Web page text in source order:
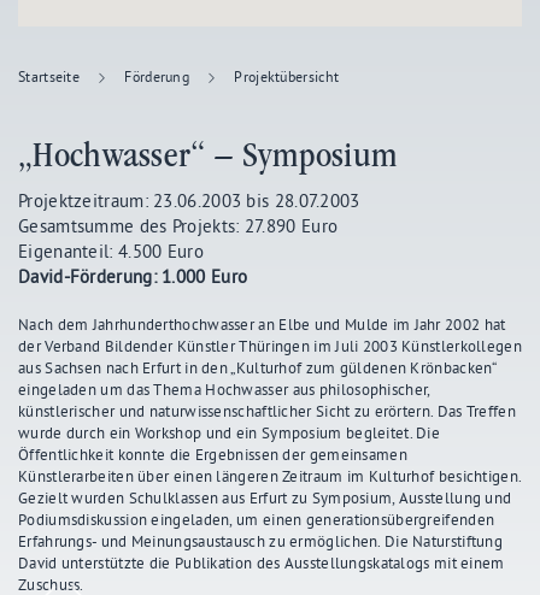
Startseite Förderung Projektübersicht
„Hochwasser“ – Symposium
Projektzeitraum: 23.06.2003 bis 28.07.2003
Gesamtsumme des Projekts: 27.890 Euro
Eigenanteil: 4.500 Euro
David-Förderung: 1.000 Euro
Nach dem Jahrhunderthochwasser an Elbe und Mulde im Jahr 2002 hat
der Verband Bildender Künstler Thüringen im Juli 2003 Künstlerkollegen
aus Sachsen nach Erfurt in den „Kulturhof zum güldenen Krönbacken“
eingeladen um das Thema Hochwasser aus philosophischer,
künstlerischer und naturwissenschaftlicher Sicht zu erörtern. Das Treffen
wurde durch ein Workshop und ein Symposium begleitet. Die
Öffentlichkeit konnte die Ergebnissen der gemeinsamen
Künstlerarbeiten über einen längeren Zeitraum im Kulturhof besichtigen.
Gezielt wurden Schulklassen aus Erfurt zu Symposium, Ausstellung und
Podiumsdiskussion eingeladen, um einen generationsübergreifenden
Erfahrungs- und Meinungsaustausch zu ermöglichen. Die Naturstiftung
David unterstützte die Publikation des Ausstellungskatalogs mit einem
Zuschuss.